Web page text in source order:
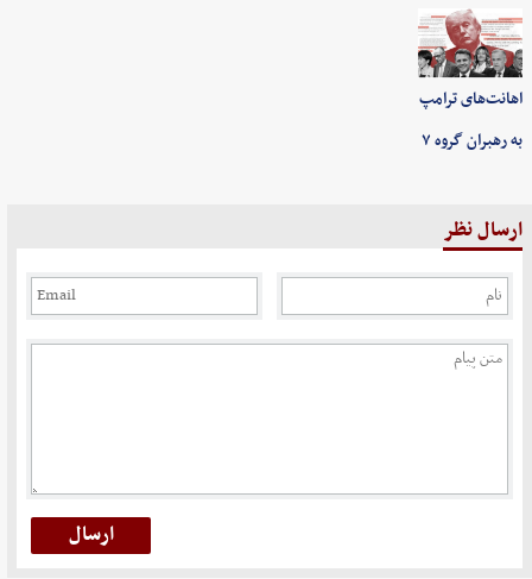
اهانت‌های ترامپ
به رهبران گروه ۷
ارسال نظر